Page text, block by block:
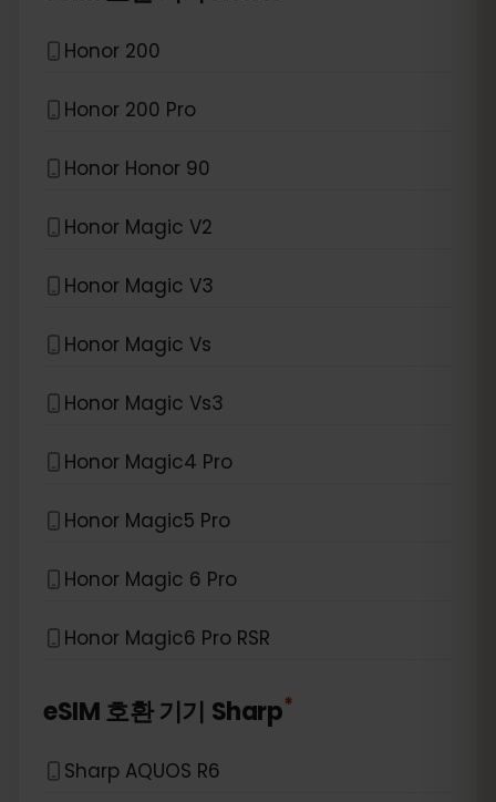
Honor 200
Honor 200 Pro
Honor Honor 90
Honor Magic V2
Honor Magic V3
Honor Magic Vs
Honor Magic Vs3
Honor Magic4 Pro
Honor Magic5 Pro
Honor Magic 6 Pro
Honor Magic6 Pro RSR
eSIM 호환 기기 Sharp*
Sharp AQUOS R6